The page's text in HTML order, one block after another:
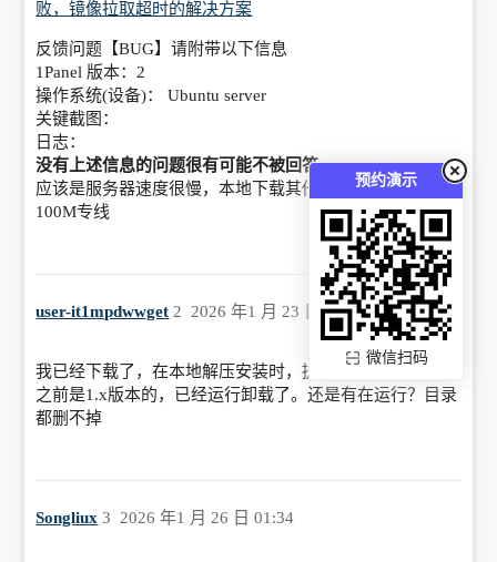
预约演示
微信扫码
败，镜像拉取超时的解决方案
反馈问题【BUG】请附带以下信息
1Panel 版本：2
操作系统(设备)： Ubuntu server
关键截图：
日志：
没有上述信息的问题很有可能不被回答
应该是服务器速度很慢，本地下载其他网速都非常快，是
100M专线
user-it1mpdwwget 2026 年1 月 23 日 05:45
2
我已经下载了，在本地解压安装时，提示已经安装了。我
之前是1.x版本的，已经运行卸载了。还是有在运行？目录
都删不掉
Songliux 2026 年1 月 26 日 01:34
3